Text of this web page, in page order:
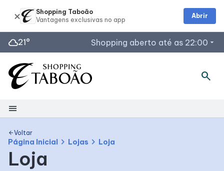
cloud21° Shopping aberto até as 22:00 arrow_drop_down
Horários de Funcionamento
Lojas
Acessar todos os horários
search
menu
Shopping
Mapa interno
arrow_backVoltar
Página Inicial chevron_right Lojas chevron_right Loja
Loja
Shopping Taboão
Abrir